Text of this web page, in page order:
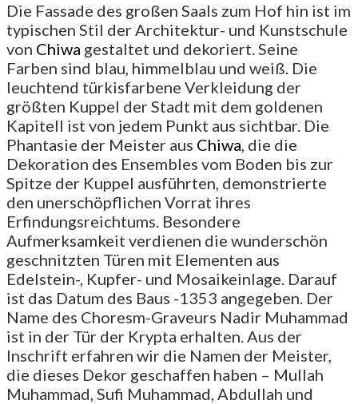
Die Fassade des großen Saals zum Hof hin ist im
typischen Stil der Architektur- und Kunstschule
von Chiwa gestaltet und dekoriert. Seine
Farben sind blau, himmelblau und weiß. Die
leuchtend türkisfarbene Verkleidung der
größten Kuppel der Stadt mit dem goldenen
Kapitell ist von jedem Punkt aus sichtbar. Die
Phantasie der Meister aus Chiwa, die die
Dekoration des Ensembles vom Boden bis zur
Spitze der Kuppel ausführten, demonstrierte
den unerschöpflichen Vorrat ihres
Erfindungsreichtums. Besondere
Aufmerksamkeit verdienen die wunderschön
geschnitzten Türen mit Elementen aus
Edelstein-, Kupfer- und Mosaikeinlage. Darauf
ist das Datum des Baus -1353 angegeben. Der
Name des Choresm-Graveurs Nadir Muhammad
ist in der Tür der Krypta erhalten. Aus der
Inschrift erfahren wir die Namen der Meister,
die dieses Dekor geschaffen haben – Mullah
Muhammad, Sufi Muhammad, Abdullah und